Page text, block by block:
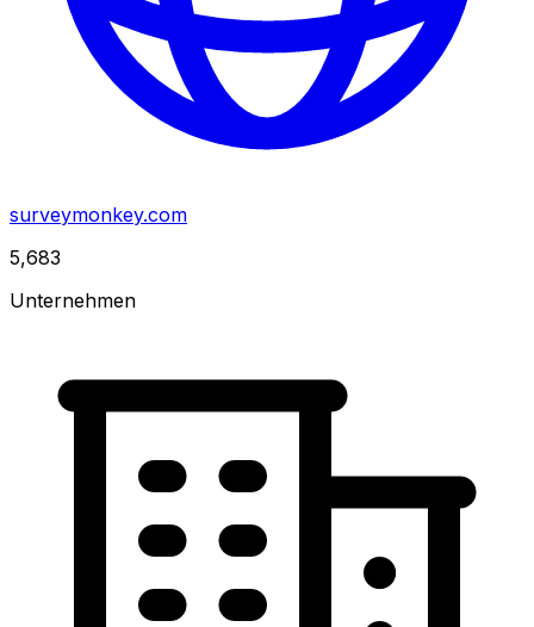
surveymonkey.com
5,683
Unternehmen